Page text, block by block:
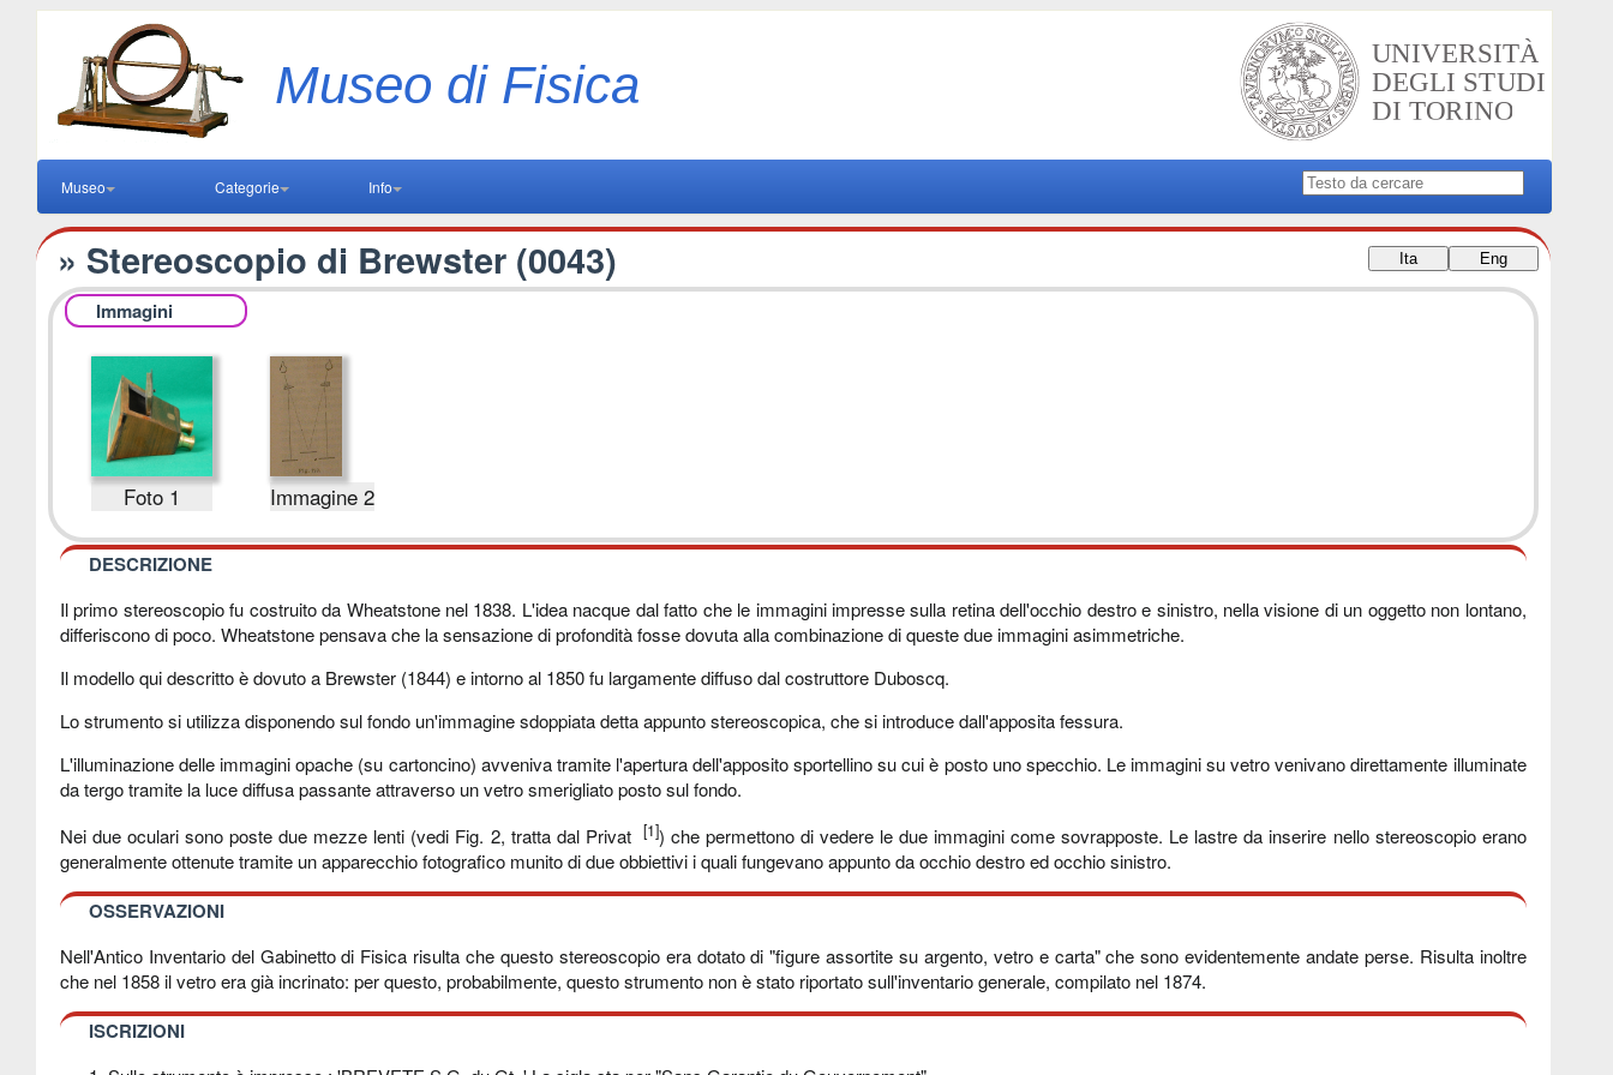
Museo di Fisica
Museo Categorie Info
» Stereoscopio di Brewster (0043) Eng
Ita
Immagini
Foto 1 Immagine 2
DESCRIZIONE
Il primo stereoscopio fu costruito da Wheatstone nel 1838. L'idea nacque dal fatto che le immagini impresse sulla retina dell'occhio destro e sinistro, nella visione di un oggetto non lontano,
differiscono di poco. Wheatstone pensava che la sensazione di profondità fosse dovuta alla combinazione di queste due immagini asimmetriche.
Il modello qui descritto è dovuto a Brewster (1844) e intorno al 1850 fu largamente diffuso dal costruttore Duboscq.
Lo strumento si utilizza disponendo sul fondo un'immagine sdoppiata detta appunto stereoscopica, che si introduce dall'apposita fessura.
L'illuminazione delle immagini opache (su cartoncino) avveniva tramite l'apertura dell'apposito sportellino su cui è posto uno specchio. Le immagini su vetro venivano direttamente illuminate
da tergo tramite la luce diffusa passante attraverso un vetro smerigliato posto sul fondo.
Nei due oculari sono poste due mezze lenti (vedi Fig. 2, tratta dal Privat [1]) che permettono di vedere le due immagini come sovrapposte. Le lastre da inserire nello stereoscopio erano
generalmente ottenute tramite un apparecchio fotografico munito di due obbiettivi i quali fungevano appunto da occhio destro ed occhio sinistro.
OSSERVAZIONI
Nell'Antico Inventario del Gabinetto di Fisica risulta che questo stereoscopio era dotato di "figure assortite su argento, vetro e carta" che sono evidentemente andate perse. Risulta inoltre
che nel 1858 il vetro era già incrinato: per questo, probabilmente, questo strumento non è stato riportato sull'inventario generale, compilato nel 1874.
ISCRIZIONI